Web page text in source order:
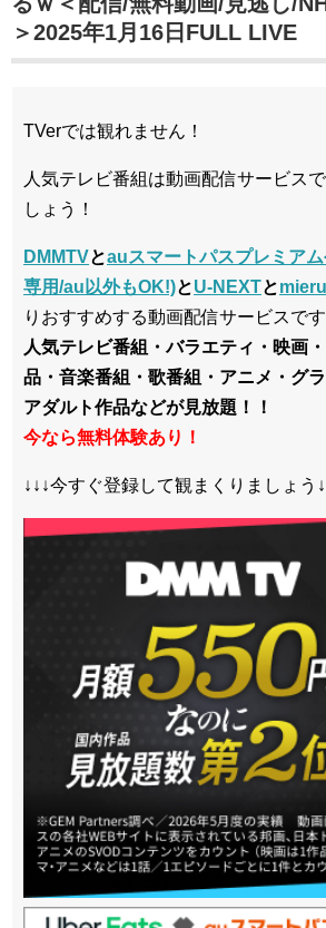
＞2025年1月16日FULL LIVE
TVerでは観れません！
人気テレビ番組は動画配信サービス
しょう！
DMMTVとauスマートパスプレミア
専用/au以外もOK!)とU-NEXTと
りおすすめする動画配信サービスです
人気テレビ番組・バラエティ・映画
品・音楽番組・歌番組・アニメ・グ
アダルト作品などが見放題！！
今なら無料体験あり！
↓↓↓今すぐ登録して観まくりましょう